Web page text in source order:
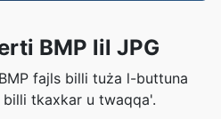
BMP lil JPG
fajls billi tuża l-buttuna
tkaxkar u twaqqa'.